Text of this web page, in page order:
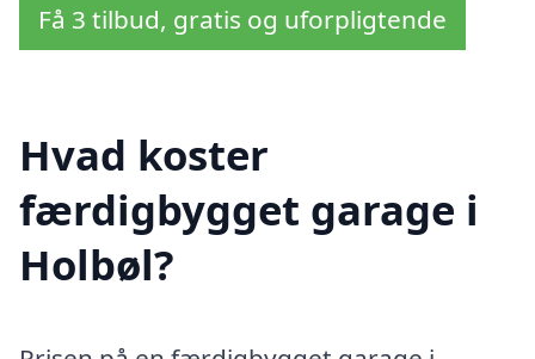
Få 3 tilbud, gratis og uforpligtende
Hvad koster
færdigbygget garage i
Holbøl?